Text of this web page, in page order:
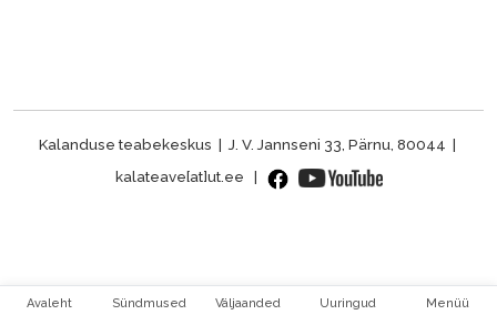
Avaleht Sündmused Väljaanded Uuringud Menüü
Kalanduse teabekeskus | J. V. Jannseni 33, Pärnu, 80044 |
kalateave[at]ut.ee |